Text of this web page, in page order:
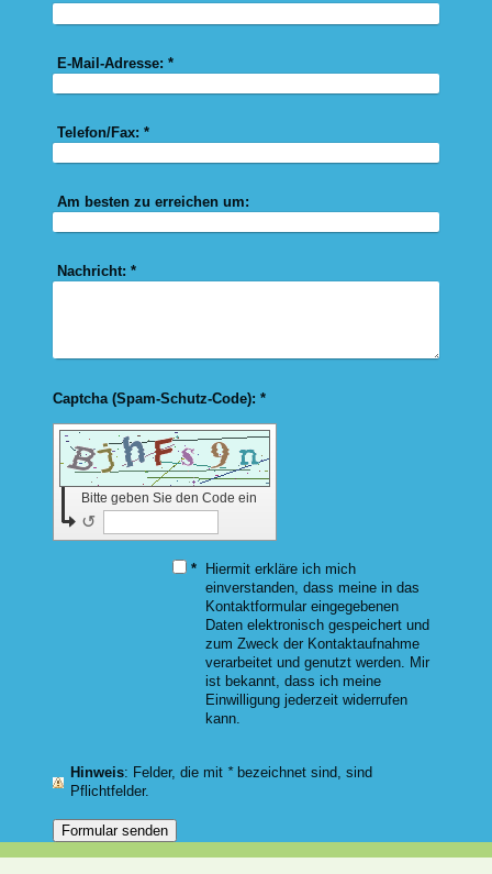
E-Mail-Adresse: *
Telefon/Fax: *
Am besten zu erreichen um:
Nachricht: *
Captcha (Spam-Schutz-Code): *
Bitte geben Sie den Code ein
↺
*
Hiermit erkläre ich mich
einverstanden, dass meine in das
Kontaktformular eingegebenen
Daten elektronisch gespeichert und
zum Zweck der Kontaktaufnahme
verarbeitet und genutzt werden. Mir
ist bekannt, dass ich meine
Einwilligung jederzeit widerrufen
kann.
Hinweis : Felder, die mit *bezeichnet sind, sind
Pflichtfelder.